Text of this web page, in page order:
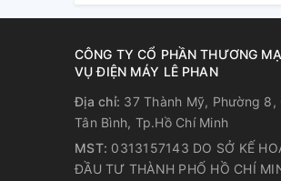
CÔNG TY CỔ PHẦN THƯƠNG
VỤ ĐIỆN MÁY LÊ PHAN
Địa chỉ: 37 Thành Mỹ, Phường 8,
Tân Bình, Tp.Hồ Chí Minh
MST: 0313157143 DO SỞ KẾ
ĐẦU TƯ THÀNH PHỐ HỒ CHÍ